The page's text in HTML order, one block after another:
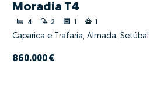
Moradia T4
4 2
Caparica e Trafaria, Almada, Setúbal
860.000 €